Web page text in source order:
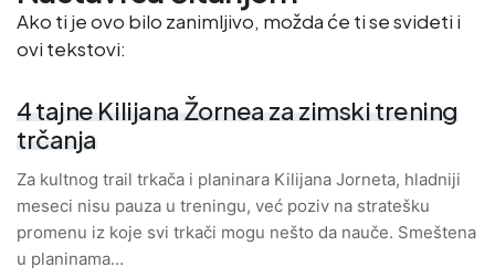
Ako ti je ovo bilo zanimljivo, možda će ti se svideti i
ovi tekstovi:
4 tajne Kilijana Žornea za zimski trening
trčanja
Za kultnog trail trkača i planinara Kilijana Jorneta, hladniji
meseci nisu pauza u treningu, već poziv na stratešku
promenu iz koje svi trkači mogu nešto da nauče. Smeštena
u planinama…